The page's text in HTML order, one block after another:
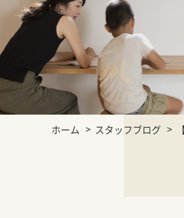
ホーム スタッフブログ